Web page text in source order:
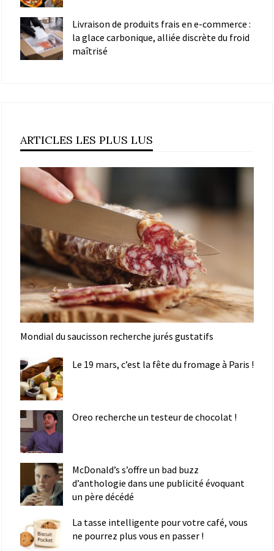
Livraison de produits frais en e-commerce :
la glace carbonique, alliée discrète du froid
maîtrisé
ARTICLES LES PLUS LUS
Mondial du saucisson recherche jurés gustatifs
Le 19 mars, c’est la fête du fromage à Paris !
Oreo recherche un testeur de chocolat !
McDonald’s s’offre un bad buzz
d’anthologie dans une publicité évoquant
un père décédé
La tasse intelligente pour votre café, vous
ne pourrez plus vous en passer !